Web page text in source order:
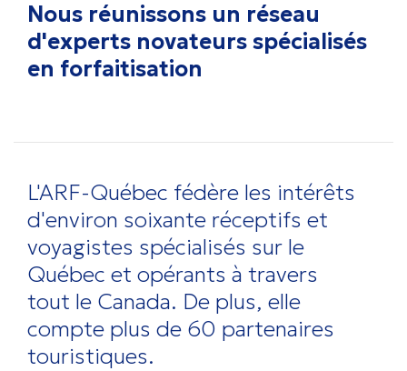
Nous réunissons un réseau
d'experts novateurs spécialisés
en forfaitisation
L'ARF-Québec fédère les intérêts
d'environ soixante réceptifs et
voyagistes spécialisés sur le
Québec et opérants à travers
tout le Canada. De plus, elle
compte plus de 60 partenaires
touristiques.